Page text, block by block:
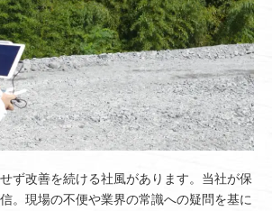
ず改善を続ける社風があります。当社が保
。現場の不便や業界の常識への疑問を基に